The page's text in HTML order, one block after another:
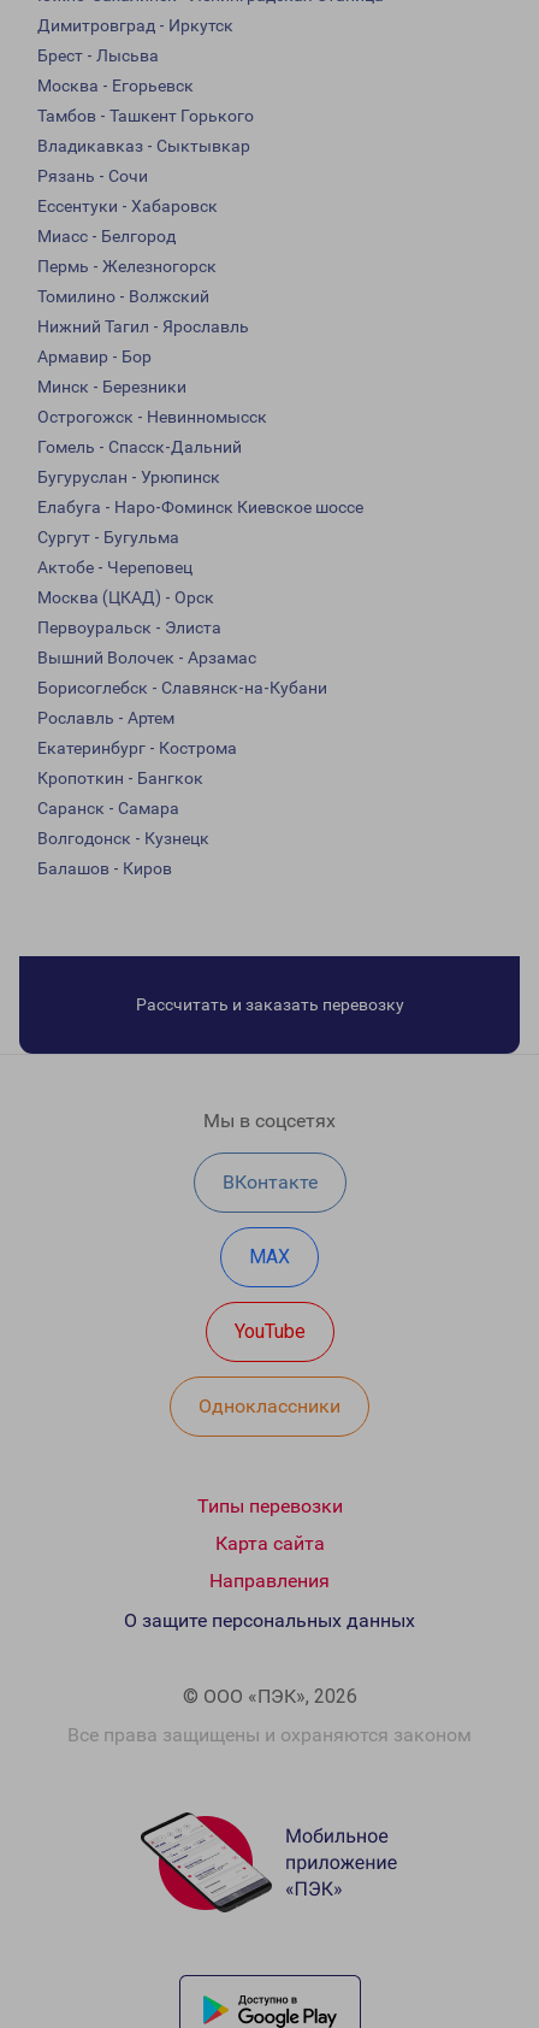
Димитровград - Иркутск
Брест - Лысьва
Москва - Егорьевск
Тамбов - Ташкент Горького
Владикавказ - Сыктывкар
Рязань - Сочи
Ессентуки - Хабаровск
Миасс - Белгород
Пермь - Железногорск
Томилино - Волжский
Нижний Тагил - Ярославль
Армавир - Бор
Минск - Березники
Острогожск - Невинномысск
Гомель - Спасск-Дальний
Бугуруслан - Урюпинск
Елабуга - Наро-Фоминск Киевское шоссе
Сургут - Бугульма
Актобе - Череповец
Москва (ЦКАД) - Орск
Первоуральск - Элиста
Вышний Волочек - Арзамас
Борисоглебск - Славянск-на-Кубани
Рославль - Артем
Екатеринбург - Кострома
Кропоткин - Бангкок
Саранск - Самара
Волгодонск - Кузнецк
Балашов - Киров
Рассчитать и заказать перевозку
Мы в соцсетях
ВКонтакте
MAX
YouTube
Одноклассники
Типы перевозки
Карта сайта
Направления
© ООО «ПЭК», 2026
Все права защищены и охраняются законом
О защите персональных данных